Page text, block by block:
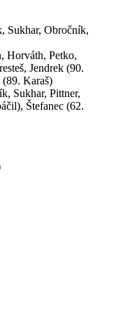
Sukhar, Obročník,
Horváth, Petko,
Jendrek (90.
Karaš)
Sukhar, Pittner,
Štefanec (62.